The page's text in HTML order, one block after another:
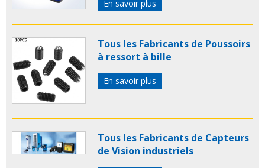
En savoir plus
Tous les Fabricants de Poussoirs
à ressort à bille
En savoir plus
Tous les Fabricants de Capteurs
de Vision industriels